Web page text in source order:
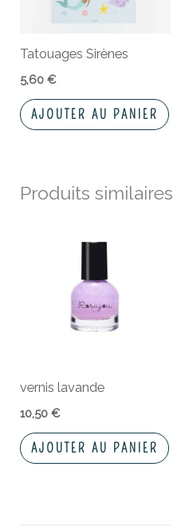
Tatouages Sirènes
5,60€
AJOUTER AU PANIER
Produits similaires
vernis lavande
10,50€
AJOUTER AU PANIER